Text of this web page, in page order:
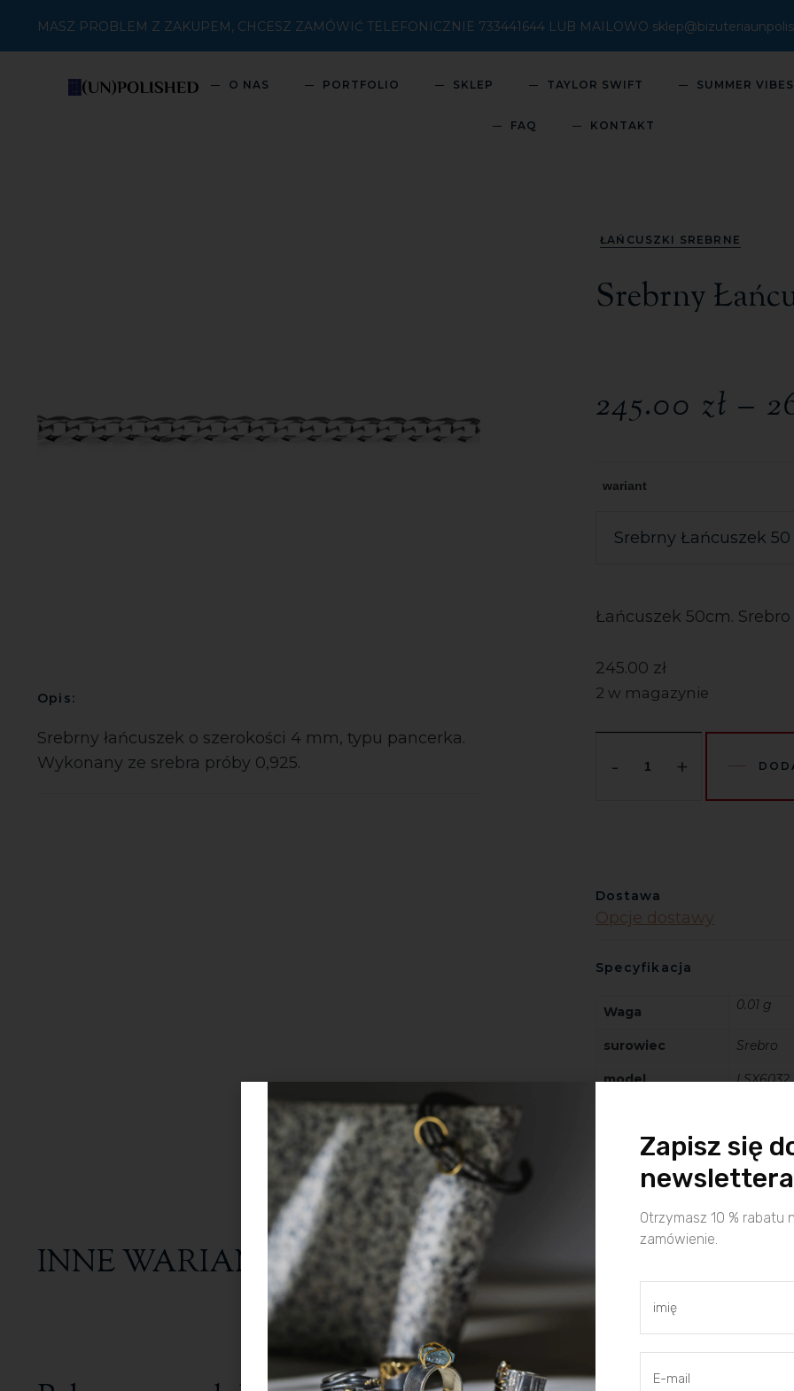
MASZ PROBLEM Z ZAKUPEM, CHCESZ ZAMÓWIĆ TELEFONICZNIE 733441644 LUB MAILOWO
O NAS PORTFOLIO SKLEP TAYLOR SWIFT SUMMER VIBES
FAQ KONTAKT
Opis:
Srebrny łańcuszek o szerokości 4 mm, typu pancerka.
Wykonany ze srebra próby 0,925.
ŁAŃCUSZKI SREBRNE
Srebrny
245.00 zł –
wariant
Łańcuszek 50cm.
245.00 zł
2 w magazynie
- +
Dostawa
Opcje dostawy
Specyfikacja
Waga 0.01 g
surowiec Srebro
model LSX6032
INNE WARIANTY
Zapisz się
newslettera
Otrzymasz 10 % rabatu
zamówienie.